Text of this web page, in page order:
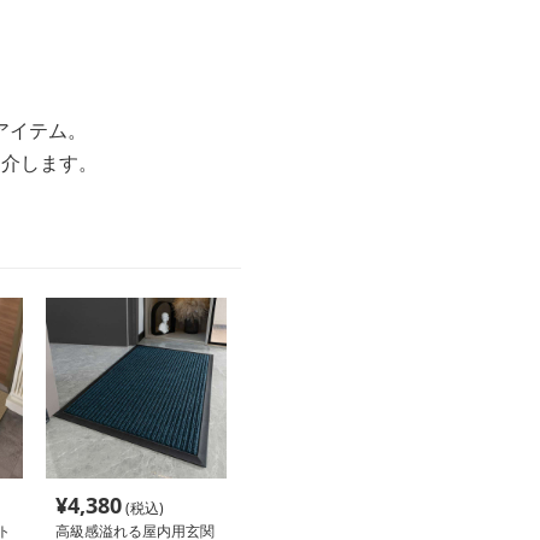
テム。
します。
¥4,380(税込)
高級感溢れる屋内用玄関